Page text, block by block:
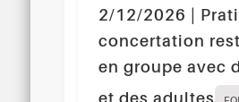
2/12/2026 |
concertation
en groupe avec